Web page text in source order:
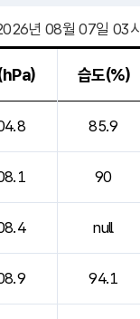
년 08월 07일 03시
습도(%)
85.9
90
null
94.1